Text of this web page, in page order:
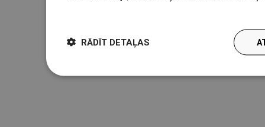
RĀDĪT DETAĻAS